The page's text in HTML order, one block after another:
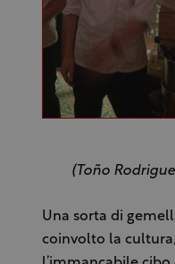
(Toño
Una sorta di
coinvolto la